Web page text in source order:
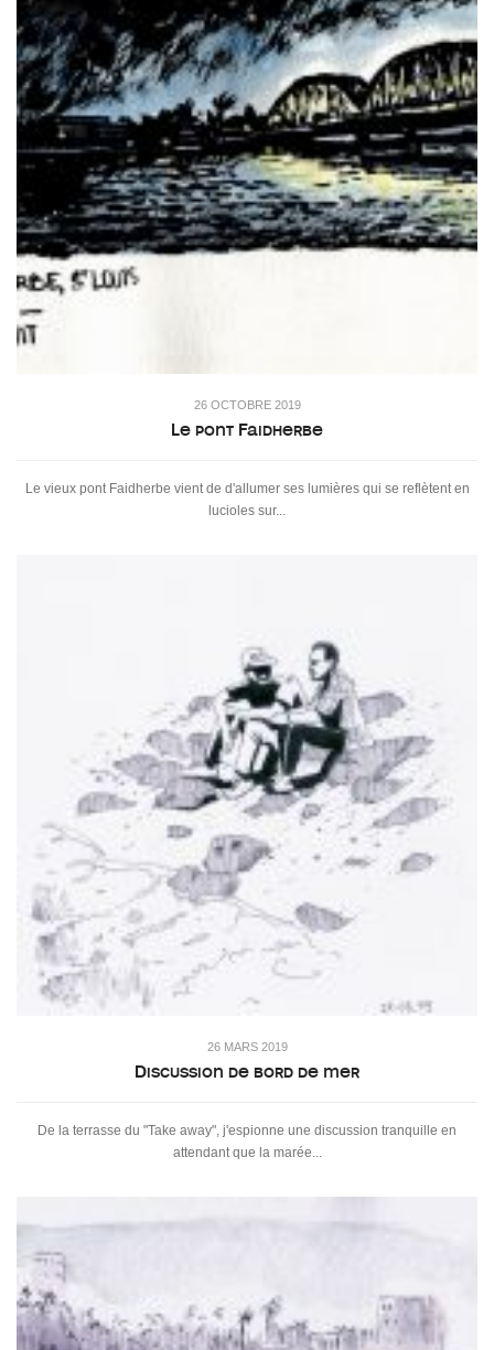
26 OCTOBRE 2019
Le pont Faidherbe
Le vieux pont Faidherbe vient de d'allumer ses lumières qui se reflètent en
lucioles sur...
26 MARS 2019
Discussion de bord de mer
De la terrasse du "Take away", j'espionne une discussion tranquille en
attendant que la marée...